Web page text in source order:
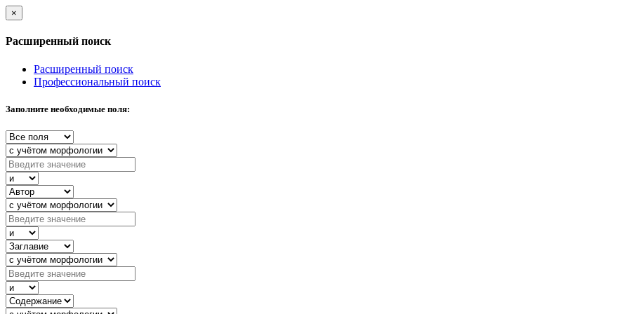
×
Расширенный поиск
Расширенный поиск
Профессиональный поиск
Заполните необходимые поля: